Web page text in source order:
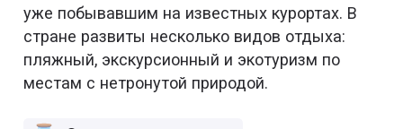
уже побывавшим на известных курортах. В
стране развиты несколько видов отдыха:
пляжный, экскурсионный и экотуризм по
местам с нетронутой природой.